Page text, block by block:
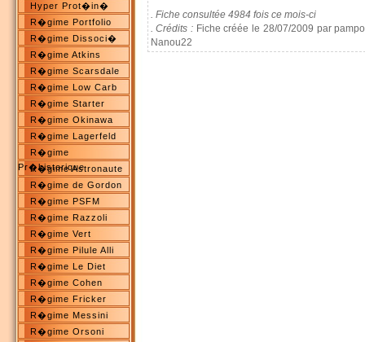
Hyper Prot�in�
R�gime Portfolio
R�gime Dissoci�
R�gime Atkins
R�gime Scarsdale
R�gime Low Carb
R�gime Starter
R�gime Okinawa
R�gime Lagerfeld
R�gime
Pr�historique
R�gime Astronaute
R�gime de Gordon
R�gime PSFM
R�gime Razzoli
R�gime Vert
R�gime Pilule Alli
R�gime Le Diet
R�gime Cohen
R�gime Fricker
R�gime Messini
R�gime Orsoni
. Fiche consultée 4984 fois ce mois-ci
. Crédits :Fiche créée le 28/07/2009 par
Nanou22